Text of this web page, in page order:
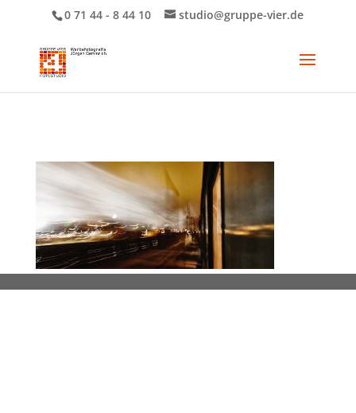
0 71 44 - 8 44 10 studio@gruppe-vier.de